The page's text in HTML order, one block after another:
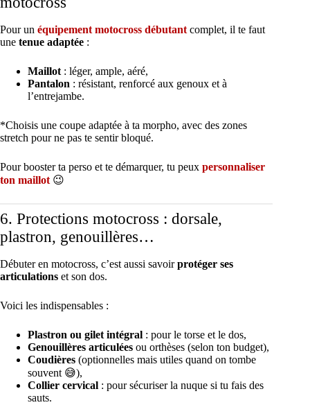
Pour un équipement motocross débutant complet, il te faut
une tenue adaptée :
Maillot : léger, ample, aéré,
Pantalon : résistant, renforcé aux genoux et à
l’entrejambe.
*Choisis une coupe adaptée à ta morpho, avec des zones
stretch pour ne pas te sentir bloqué.
Pour booster ta perso et te démarquer, tu peux personnaliser
ton maillot 😉
6. Protections motocross : dorsale,
plastron, genouillères…
Débuter en motocross, c’est aussi savoirprotéger ses
articulations et son dos.
Voici les indispensables :
Plastron ou gilet intégral : pour le torse et le dos,
Genouillères articulées ou orthèses (selon ton budget),
Coudières (optionnelles mais utiles quand on tombe
souvent 😅),
Collier cervical : pour sécuriser la nuque si tu fais des
sauts.